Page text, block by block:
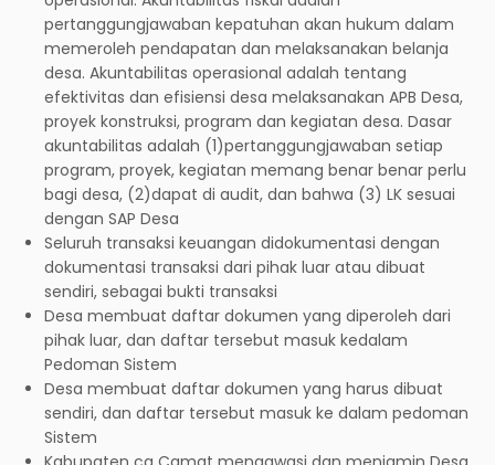
pertanggungjawaban kepatuhan akan hukum dalam
memeroleh pendapatan dan melaksanakan belanja
desa. Akuntabilitas operasional adalah tentang
efektivitas dan efisiensi desa melaksanakan APB Desa,
proyek konstruksi, program dan kegiatan desa. Dasar
akuntabilitas adalah (1)pertanggungjawaban setiap
program, proyek, kegiatan memang benar benar perlu
bagi desa, (2)dapat di audit, dan bahwa (3) LK sesuai
dengan SAP Desa
Seluruh transaksi keuangan didokumentasi dengan
dokumentasi transaksi dari pihak luar atau dibuat
sendiri, sebagai bukti transaksi
Desa membuat daftar dokumen yang diperoleh dari
pihak luar, dan daftar tersebut masuk kedalam
Pedoman Sistem
Desa membuat daftar dokumen yang harus dibuat
sendiri, dan daftar tersebut masuk ke dalam pedoman
Sistem